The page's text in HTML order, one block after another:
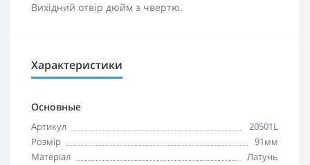
Вихідний отвір дюйм з чвертю.
Характеристики
Основные
Артикул
20501L
Розмір
91мм
Матеріал
Латунь